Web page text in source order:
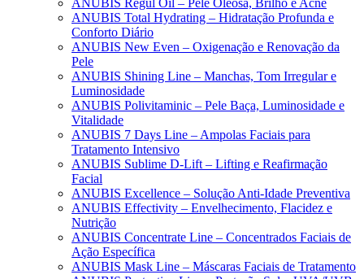
ANUBIS Regul Oil – Pele Oleosa, Brilho e Acne
ANUBIS Total Hydrating – Hidratação Profunda e
Conforto Diário
ANUBIS New Even – Oxigenação e Renovação da
Pele
ANUBIS Shining Line – Manchas, Tom Irregular e
Luminosidade
ANUBIS Polivitaminic – Pele Baça, Luminosidade e
Vitalidade
ANUBIS 7 Days Line – Ampolas Faciais para
Tratamento Intensivo
ANUBIS Sublime D-Lift – Lifting e Reafirmação
Facial
ANUBIS Excellence – Solução Anti-Idade Preventiva
ANUBIS Effectivity – Envelhecimento, Flacidez e
Nutrição
ANUBIS Concentrate Line – Concentrados Faciais de
Ação Específica
ANUBIS Mask Line – Máscaras Faciais de Tratamento